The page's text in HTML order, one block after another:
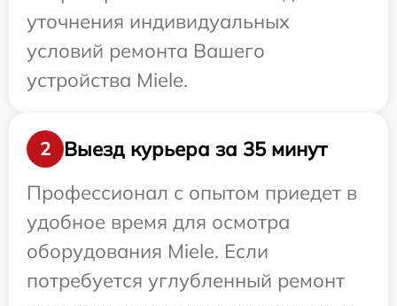
уточнения индивидуальных
условий ремонта Вашего
устройства Miele.
2
Выезд курьера за 35 минут
Профессионал с опытом приедет в
удобное время для осмотра
оборудования Miele. Если
потребуется углубленный ремонт